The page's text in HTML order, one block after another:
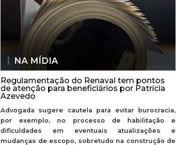
NA MÍDIA
Regulamentação do Renaval tem pontos
de atenção para beneficiários por Patrícia
Azevedo
Advogada sugere cautela para evitar burocracia,
por exemplo, no processo de habilitação e
dificuldades em eventuais atualizações e
mudanças de escopo, sobretudo na construção de